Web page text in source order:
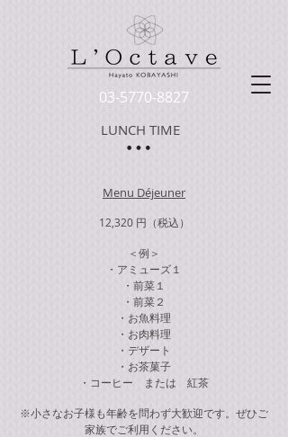
03-5770-8827
LUNCH TIME
Menu Déjeuner
12,320 円 （税込）
​＜例＞
・アミューズ１
・前菜１
・前菜２
・お魚料理
・お肉料理
・デザート
・お茶菓子
・コーヒー または 紅茶
※小さなお子様も年齢を問わず大歓迎です。ぜひご
家族でご利用ください。